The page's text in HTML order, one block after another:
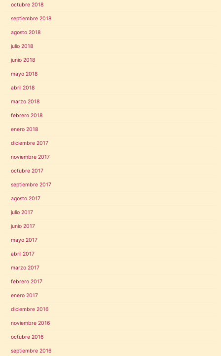
octubre 2018
septiembre 2018
agosto 2018
julio 2018
junio 2018
mayo 2018
abril 2018
marzo 2018
febrero 2018
enero 2018
diciembre 2017
noviembre 2017
octubre 2017
septiembre 2017
agosto 2017
julio 2017
junio 2017
mayo 2017
abril 2017
marzo 2017
febrero 2017
enero 2017
diciembre 2016
noviembre 2016
octubre 2016
septiembre 2016